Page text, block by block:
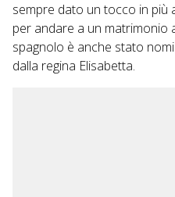
sempre dato un tocco in più
per andare a un matrimonio
spagnolo è anche stato
dalla regina Elisabetta.